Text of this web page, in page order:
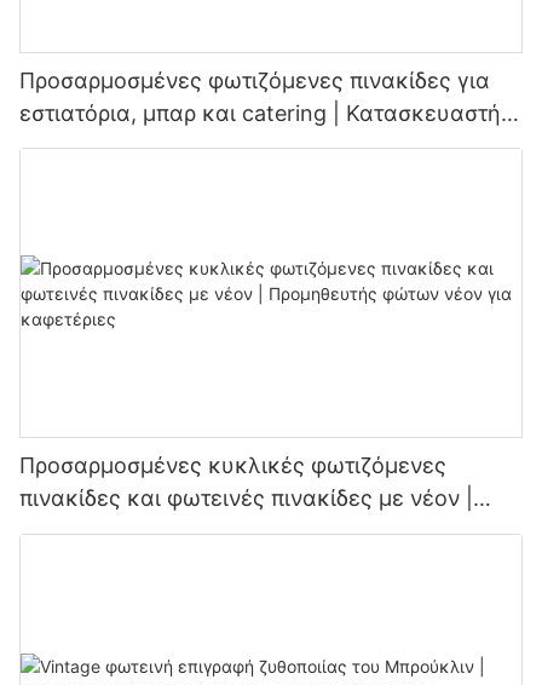
Προσαρμοσμένες φωτιζόμενες πινακίδες για
εστιατόρια, μπαρ και catering | Κατασκευαστής
πινακίδων LED
Προσαρμοσμένες κυκλικές φωτιζόμενες
πινακίδες και φωτεινές πινακίδες με νέον |
Προμηθευτής φώτων νέον για καφετέριες